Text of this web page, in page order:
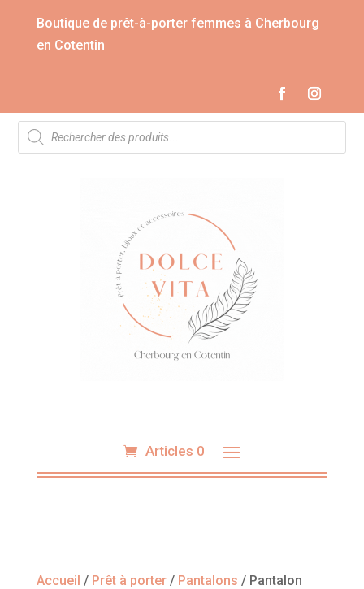
Boutique de prêt-à-porter femmes à Cherbourg
en Cotentin
Recherche
de
produits
Articles 0
Accueil / Prêt à porter/ Pantalons / Pantalon